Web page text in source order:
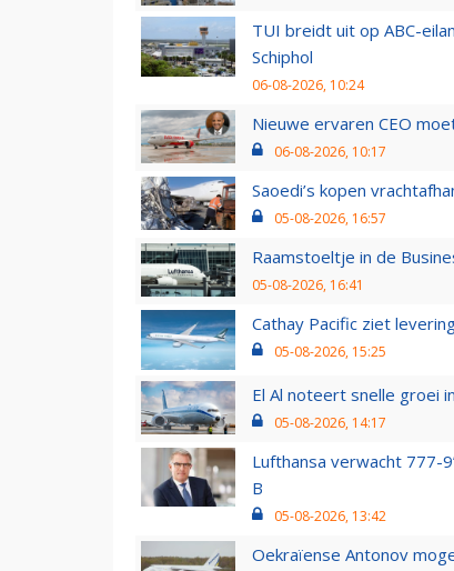
TUI breidt uit op ABC-
Schiphol
06-08-2026, 10:24
Nieuwe ervaren CEO
06-08-2026, 10:17
Saoedi’s kopen
05-08-2026, 16:57
Raamstoeltje in de
05-08-2026, 16:41
Cathay Pacific ziet
05-08-2026, 15:25
El Al noteert snelle groei
05-08-2026, 14:17
Lufthansa verwacht 777-
B
05-08-2026, 13:42
Oekraïense Antonov